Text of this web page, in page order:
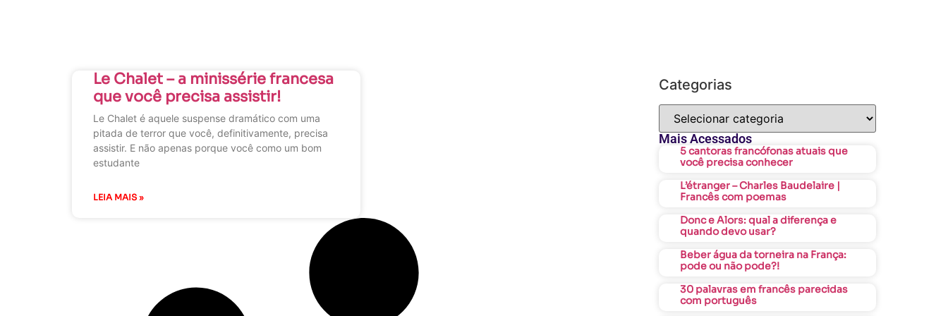
Le Chalet – a minissérie francesa
que você precisa assistir!
Le Chalet é aquele suspense dramático com uma
pitada de terror que você, definitivamente, precisa
assistir. E não apenas porque você como um bom
estudante
LEIA MAIS »
Categorias
Mais Acessados
5 cantoras francófonas atuais que
você precisa conhecer
L’étranger – Charles Baudelaire |
Francês com poemas
Donc e Alors: qual a diferença e
quando devo usar?
Beber água da torneira na França:
pode ou não pode?!
30 palavras em francês parecidas
com português